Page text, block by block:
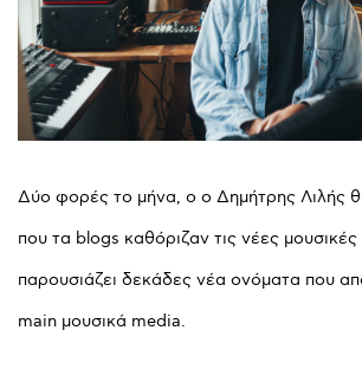
Δύο φορές το μήνα, ο ο Δημήτρης Λιλής
που τα blogs καθόριζαν τις νέες μουσικές
παρουσιάζει δεκάδες νέα ονόματα που
main μουσικά media.